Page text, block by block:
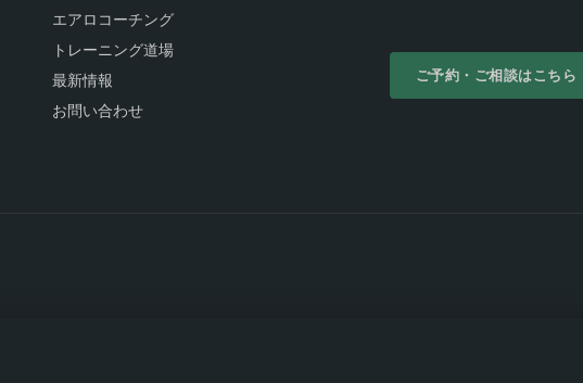
エアロコーチング
トレーニング道場
最新情報
お問い合わせ
ご予約・ご相談はこちら